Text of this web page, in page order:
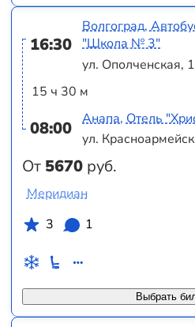
16:30
15 ч 30 м
08:00
От 5670 руб.
Волгоград,
"Школа № 3"
ул. Ополченская, 1
Анапа, Отель
ул.
Выбрать
Меридиан
3
1